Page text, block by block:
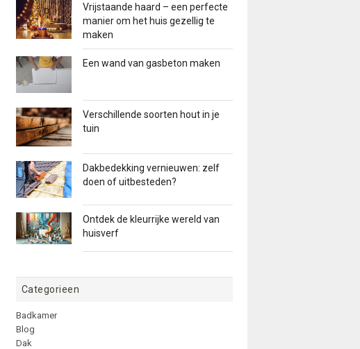
Vrijstaande haard – een perfecte
manier om het huis gezellig te
maken
Een wand van gasbeton maken
Verschillende soorten hout in je
tuin
Dakbedekking vernieuwen: zelf
doen of uitbesteden?
Ontdek de kleurrijke wereld van
huisverf
Categorieen
Badkamer
Blog
Dak